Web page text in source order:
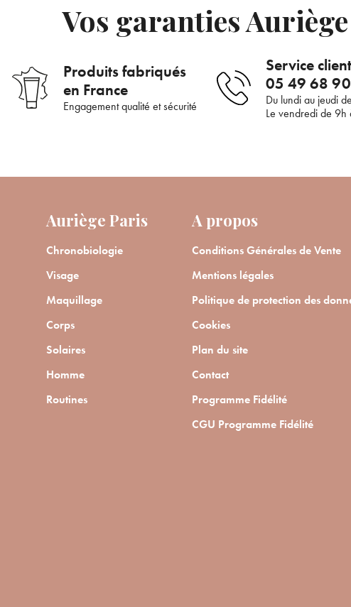
Vos garanties Auriège
Produits fabriqués
en France
Engagement qualité et sécurité
Service client
05 49 68
Du lundi au jeudi
Le vendredi de 9h
Auriège Paris
Chronobiologie
Visage
Maquillage
Corps
Solaires
Homme
Routines
A propos
Conditions Générales de Vente
Mentions légales
Politique de protection des
Cookies
Plan du site
Contact
Programme Fidélité
CGU Programme Fidélité